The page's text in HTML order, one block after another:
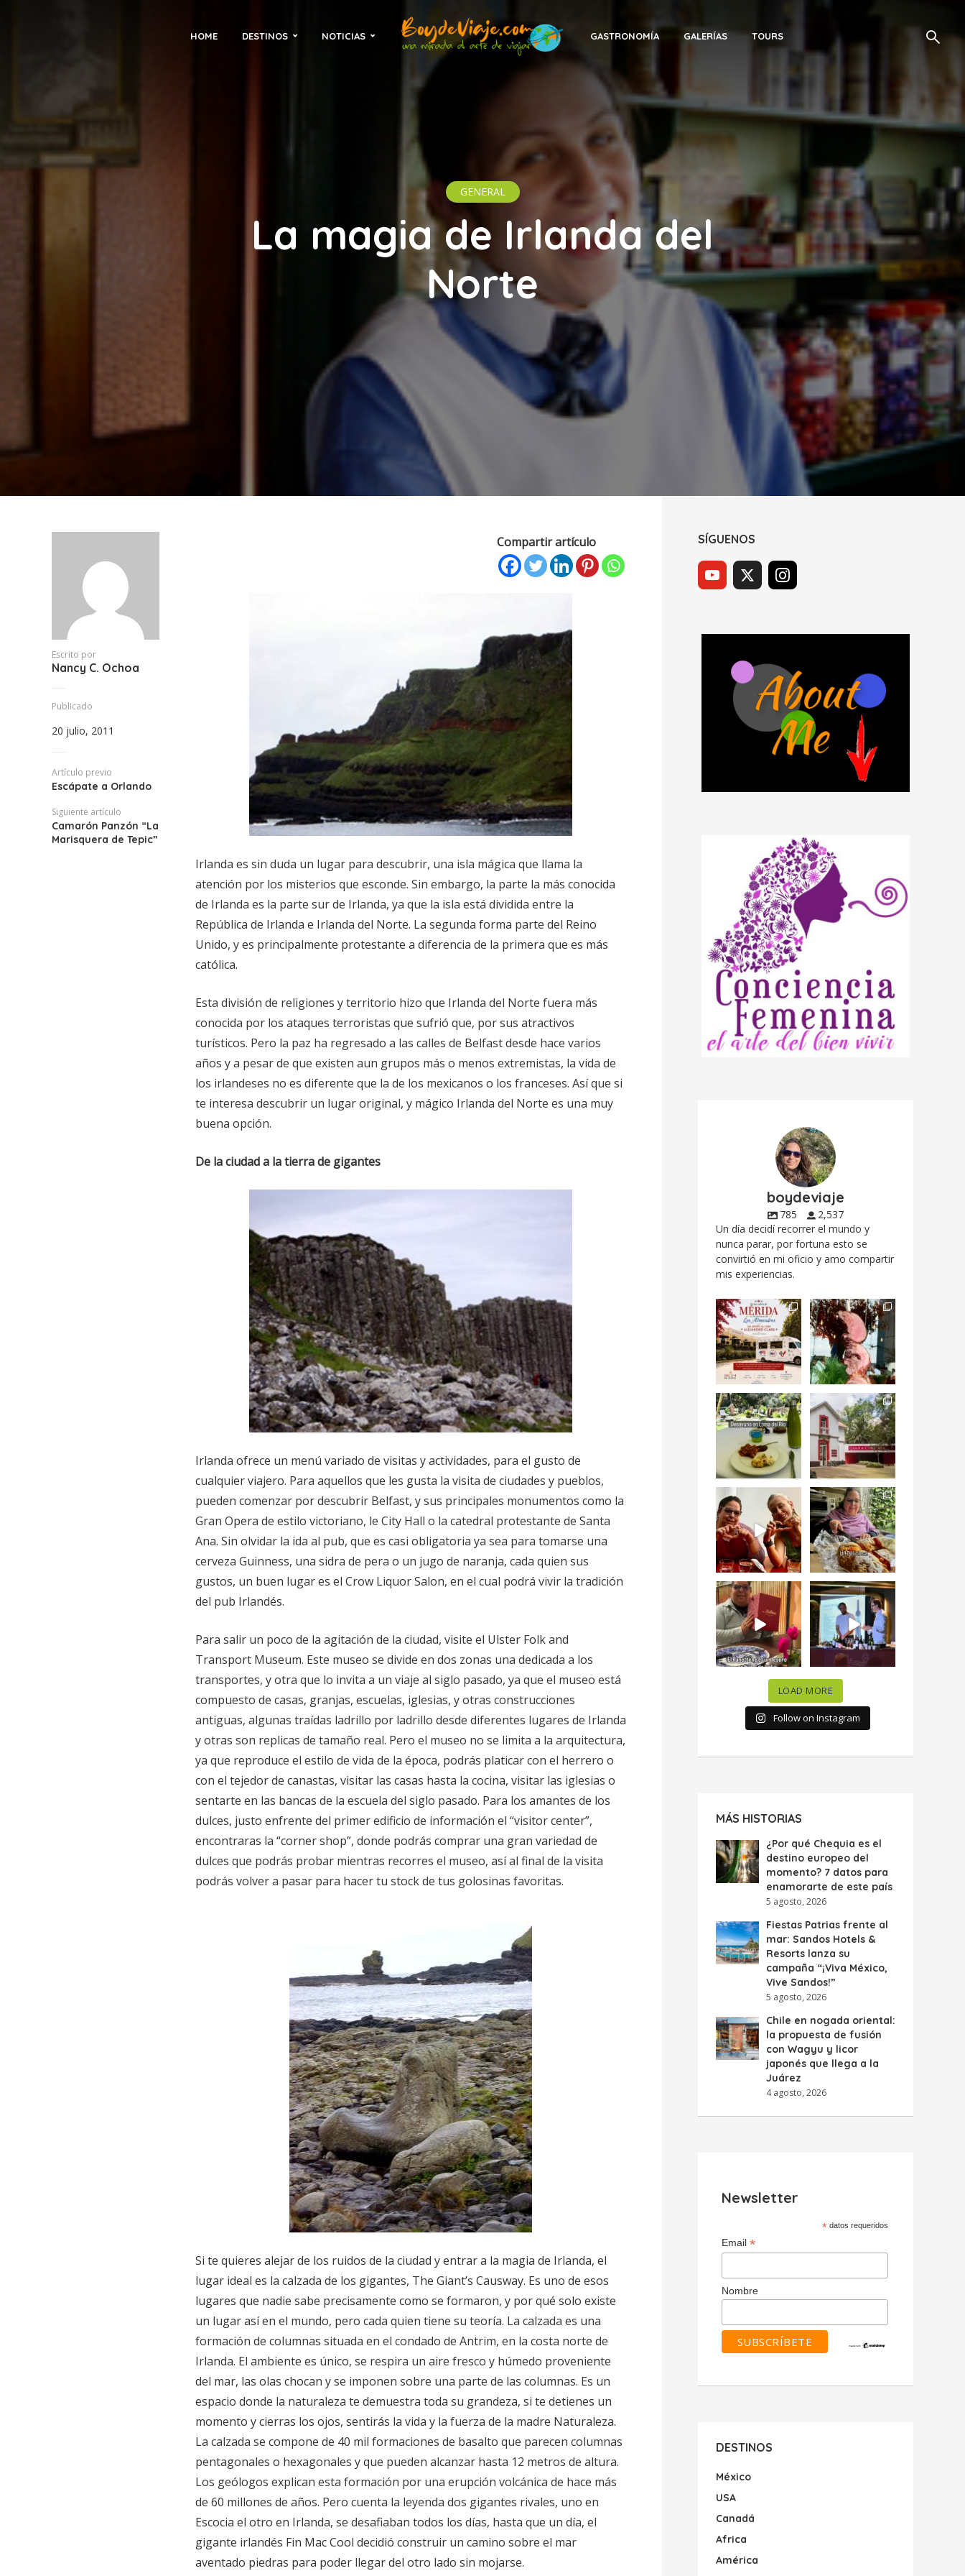
HOME DESTINOS NOTICIAS GASTRONOMÍA GALERÍAS TOURS
GENERAL
La magia de Irlanda del
Norte
Escrito por
Nancy C. Ochoa
Publicado
20 julio, 2011
Artículo previo
Escápate a Orlando
Siguiente artículo
Camarón Panzón “La
Marisquera de Tepic”
Compartir artículo
Irlanda es sin duda un lugar para descubrir, una isla mágica que llama la
atención por los misterios que esconde. Sin embargo, la parte la más conocida
de Irlanda es la parte sur de Irlanda, ya que la isla está dividida entre la
República de Irlanda e Irlanda del Norte. La segunda forma parte del Reino
Unido, y es principalmente protestante a diferencia de la primera que es más
católica.
Esta división de religiones y territorio hizo que Irlanda del Norte fuera más
conocida por los ataques terroristas que sufrió que, por sus atractivos
turísticos. Pero la paz ha regresado a las calles de Belfast desde hace varios
años y a pesar de que existen aun grupos más o menos extremistas, la vida de
los irlandeses no es diferente que la de los mexicanos o los franceses. Así que si
te interesa descubrir un lugar original, y mágico Irlanda del Norte es una muy
buena opción.
De la ciudad a la tierra de gigantes
Irlanda ofrece un menú variado de visitas y actividades, para el gusto de
cualquier viajero. Para aquellos que les gusta la visita de ciudades y pueblos,
pueden comenzar por descubrir Belfast, y sus principales monumentos como la
Gran Opera de estilo victoriano, le City Hall o la catedral protestante de Santa
Ana. Sin olvidar la ida al pub, que es casi obligatoria ya sea para tomarse una
cerveza Guinness, una sidra de pera o un jugo de naranja, cada quien sus
gustos, un buen lugar es el Crow Liquor Salon, en el cual podrá vivir la tradición
del pub Irlandés.
Para salir un poco de la agitación de la ciudad, visite el Ulster Folk and
Transport Museum. Este museo se divide en dos zonas una dedicada a los
transportes, y otra que lo invita a un viaje al siglo pasado, ya que el museo está
compuesto de casas, granjas, escuelas, iglesias, y otras construcciones
antiguas, algunas traídas ladrillo por ladrillo desde diferentes lugares de Irlanda
y otras son replicas de tamaño real. Pero el museo no se limita a la arquitectura,
ya que reproduce el estilo de vida de la época, podrás platicar con el herrero o
con el tejedor de canastas, visitar las casas hasta la cocina, visitar las iglesias o
sentarte en las bancas de la escuela del siglo pasado. Para los amantes de los
dulces, justo enfrente del primer edificio de información el “visitor center”,
encontraras la “corner shop”, donde podrás comprar una gran variedad de
dulces que podrás probar mientras recorres el museo, así al final de la visita
podrás volver a pasar para hacer tu stock de tus golosinas favoritas.
Si te quieres alejar de los ruidos de la ciudad y entrar a la magia de Irlanda, el
lugar ideal es la calzada de los gigantes, The Giant’s Causway. Es uno de esos
lugares que nadie sabe precisamente como se formaron, y por qué solo existe
un lugar así en el mundo, pero cada quien tiene su teoría. La calzada es una
formación de columnas situada en el condado de Antrim, en la costa norte de
Irlanda. El ambiente es único, se respira un aire fresco y húmedo proveniente
del mar, las olas chocan y se imponen sobre una parte de las columnas. Es un
espacio donde la naturaleza te demuestra toda su grandeza, si te detienes un
momento y cierras los ojos, sentirás la vida y la fuerza de la madre Naturaleza.
La calzada se compone de 40 mil formaciones de basalto que parecen columnas
pentagonales o hexagonales y que pueden alcanzar hasta 12 metros de altura.
Los geólogos explican esta formación por una erupción volcánica de hace más
de 60 millones de años. Pero cuenta la leyenda dos gigantes rivales, uno en
Escocia el otro en Irlanda, se desafiaban todos los días, hasta que un día, el
gigante irlandés Fin Mac Cool decidió construir un camino sobre el mar
aventado piedras para poder llegar del otro lado sin mojarse.
SÍGUENOS
boydeviaje
785
2,537
Un día decidí recorrer el mundo y
nunca parar, por fortuna esto se
convirtió en mi oficio y amo compartir
mis experiencias.
Siempre me mueven
las causas y comer
con causa es...
12 0
Fuimos a celebrar a
mis dos #mamás
más cercanas mi...
17 0
Levantarse, escuchar
el río correr y sentir
el...
19 0
Esta
#NochedeMuseos
en la
#QuintaColorada
el...
12 0
¡Qué desayuno tan
increíble en
@LasQuinceLetras!...
28 3
Me tocó rosca de
Tagers un
restaurante de
Avenida...
50 10
“En #Mallorca
Ciudad de México
celebramos la...
63 7
#SoaunFusionMexic
o una noche única
donde España y...
10 0
LOAD MORE
Follow on Instagram
MÁS HISTORIAS
¿Por qué Chequia es el
destino europeo del
momento? 7 datos para
enamorarte de este país
5 agosto, 2026
Fiestas Patrias frente al
mar: Sandos Hotels &
Resorts lanza su
campaña “¡Viva México,
Vive Sandos!”
5 agosto, 2026
Chile en nogada oriental:
la propuesta de fusión
con Wagyu y licor
japonés que llega a la
Juárez
4 agosto, 2026
Newsletter
* datos requeridos
Email *
Nombre
DESTINOS
México
USA
Canadá
Africa
América